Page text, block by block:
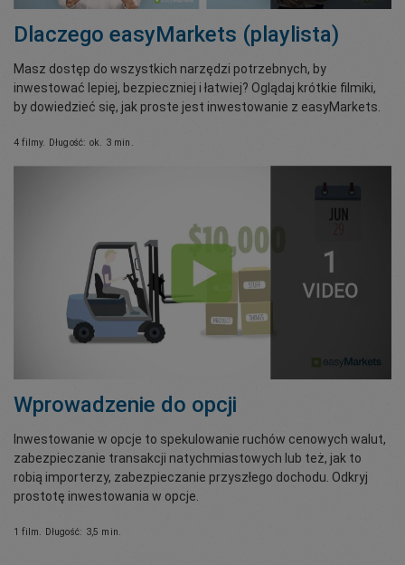
Dlaczego easyMarkets (playlista)
Masz dostęp do wszystkich narzędzi potrzebnych, by
inwestować lepiej, bezpieczniej i łatwiej? Oglądaj krótkie filmiki,
by dowiedzieć się, jak proste jest inwestowanie z easyMarkets.
4 filmy. Długość: ok. 3 min.
Wprowadzenie do opcji
Inwestowanie w opcje to spekulowanie ruchów cenowych walut,
zabezpieczanie transakcji natychmiastowych lub też, jak to
robią importerzy, zabezpieczanie przyszłego dochodu. Odkryj
prostotę inwestowania w opcje.
1 film. Długość: 3,5 min.